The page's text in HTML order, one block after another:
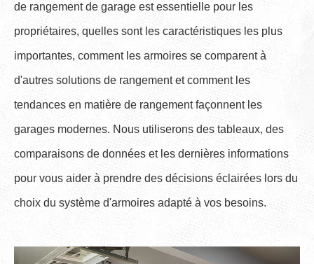
de rangement de garage est essentielle pour les
propriétaires, quelles sont les caractéristiques les plus
importantes, comment les armoires se comparent à
d'autres solutions de rangement et comment les
tendances en matière de rangement façonnent les
garages modernes. Nous utiliserons des tableaux, des
comparaisons de données et les dernières informations
pour vous aider à prendre des décisions éclairées lors du
choix du système d'armoires adapté à vos besoins.